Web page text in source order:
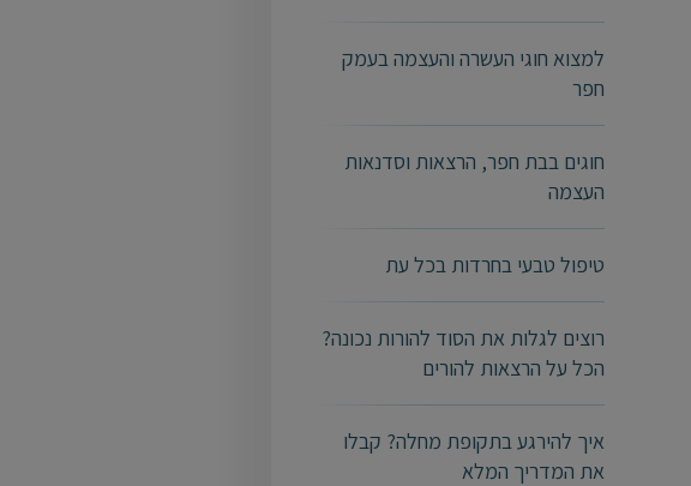
למצוא חוגי העשרה והעצמה בעמק
חפר
חוגים בבת חפר, הרצאות וסדנאות
העצמה
טיפול טבעי בחרדות בכל עת
רוצים לגלות את הסוד להורות נכונה?
הכל על הרצאות להורים
איך להירגע בתקופת מחלה? קבלו
את המדריך המלא